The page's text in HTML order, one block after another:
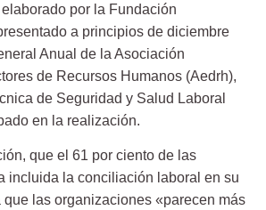
por la Fundación
a principios de diciembre
Anual de la Asociación
de Recursos Humanos (Aedrh),
de Seguridad y Salud Laboral
en la realización.
que e l 61 por ciento de las
incluida la conciliación laboral en su
que las organizaciones «parecen más